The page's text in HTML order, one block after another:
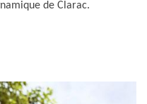
de Clarac.